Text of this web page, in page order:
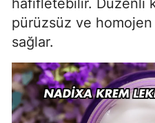
hafifletebilir. Düzenli
pürüzsüz ve
sağlar.